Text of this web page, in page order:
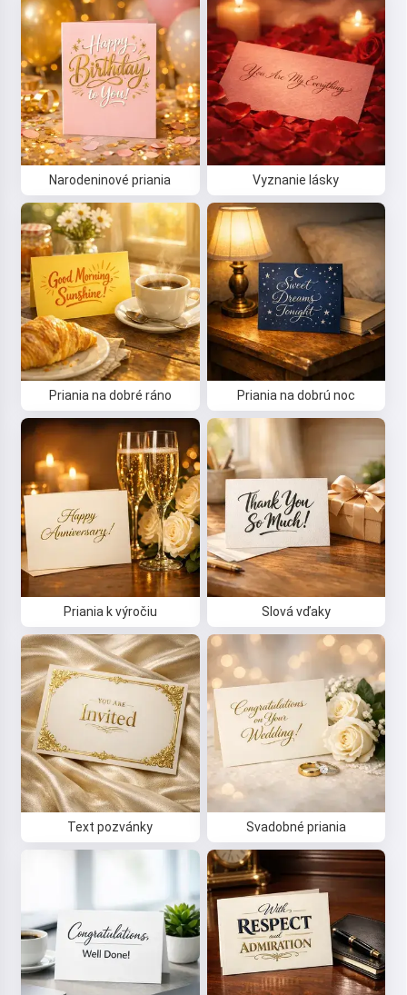
Narodeninové priania Vyznanie lásky
Priania na dobré ráno Priania na dobrú noc
Priania k výročiu Slová vďaky
Text pozvánky Svadobné priania
Ahoj 👋